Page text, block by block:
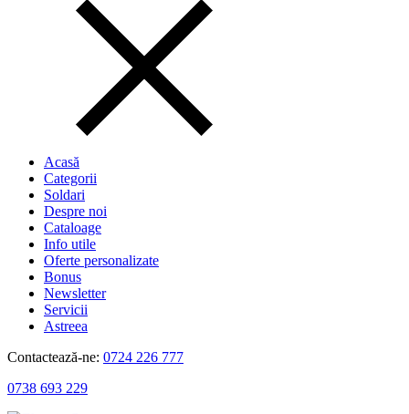
Acasă
Categorii
Soldari
Despre noi
Cataloage
Info utile
Oferte personalizate
Bonus
Newsletter
Servicii
Astreea
Contactează-ne: 0724 226 777
0738 693 229